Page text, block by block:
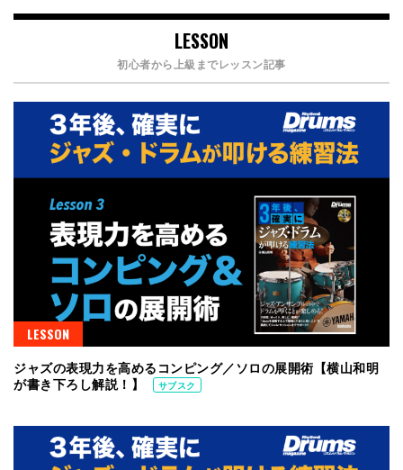
LESSON
初心者から上級までレッスン記事
LESSON
ジャズの表現力を高めるコンピング／ソロの展開術【横山和明
が書き下ろし解説！】
サブスク